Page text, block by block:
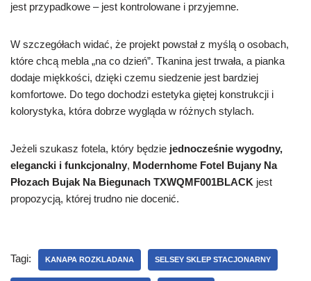
jest przypadkowe – jest kontrolowane i przyjemne.
W szczegółach widać, że projekt powstał z myślą o osobach,
które chcą mebla „na co dzień”. Tkanina jest trwała, a pianka
dodaje miękkości, dzięki czemu siedzenie jest bardziej
komfortowe. Do tego dochodzi estetyka giętej konstrukcji i
kolorystyka, która dobrze wygląda w różnych stylach.
Jeżeli szukasz fotela, który będzie jednocześnie wygodny,
elegancki i funkcjonalny, Modernhome Fotel Bujany Na
Płozach Bujak Na Biegunach TXWQMF001BLACK jest
propozycją, której trudno nie docenić.
Tagi: KANAPA ROZKLADANA SELSEY SKLEP STACJONARNY